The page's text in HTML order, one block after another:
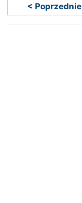
< Poprzednie